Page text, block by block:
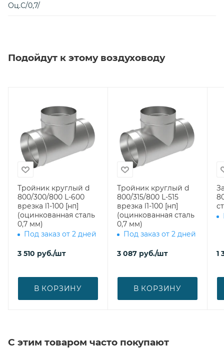
Оц.С/0,7/
Подойдут к этому воздуховоду
Тройник круглый d
800/300/800 L-600
врезка l1-100 [нп]
(оцинкованная сталь
0,7 мм)
Под заказ от 2 дней
3 510 руб./шт
В КОРЗИНУ
Тройник круглый d
800/315/800 L-515
врезка l1-100 [нп]
(оцинкованная сталь
0,7 мм)
Под заказ от 2 дней
3 087 руб./шт
В КОРЗИНУ
800
1
С этим товаром часто покупают